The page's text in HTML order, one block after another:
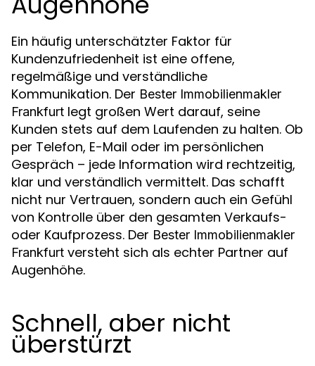
Ein häufig unterschätzter Faktor für
Kundenzufriedenheit ist eine offene,
regelmäßige und verständliche
Kommunikation. Der Bester Immobilienmakler
Frankfurt legt großen Wert darauf, seine
Kunden stets auf dem Laufenden zu halten. Ob
per Telefon, E-Mail oder im persönlichen
Gespräch – jede Information wird rechtzeitig,
klar und verständlich vermittelt. Das schafft
nicht nur Vertrauen, sondern auch ein Gefühl
von Kontrolle über den gesamten Verkaufs-
oder Kaufprozess. Der Bester Immobilienmakler
Frankfurt versteht sich als echter Partner auf
Augenhöhe.
Schnell, aber nicht
überstürzt